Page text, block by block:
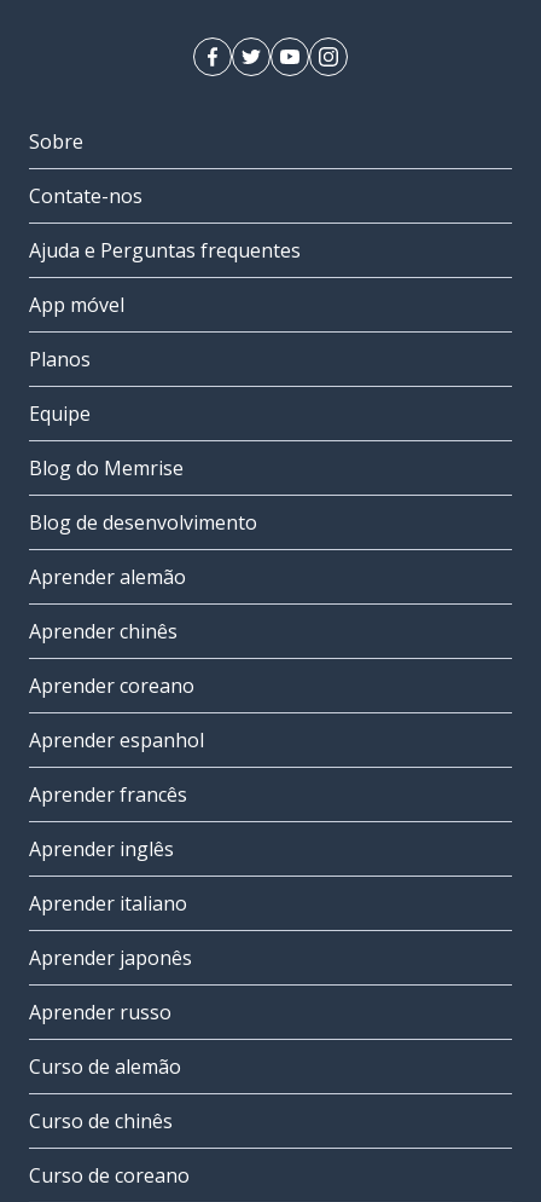
Sobre
Contate-nos
Ajuda e Perguntas frequentes
App móvel
Planos
Equipe
Blog do Memrise
Blog de desenvolvimento
Aprender alemão
Aprender chinês
Aprender coreano
Aprender espanhol
Aprender francês
Aprender inglês
Aprender italiano
Aprender japonês
Aprender russo
Curso de alemão
Curso de chinês
Curso de coreano